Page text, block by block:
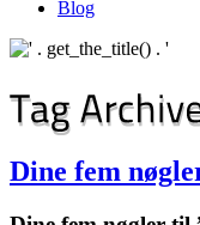
Blog
Dine fem